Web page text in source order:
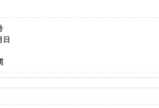
日